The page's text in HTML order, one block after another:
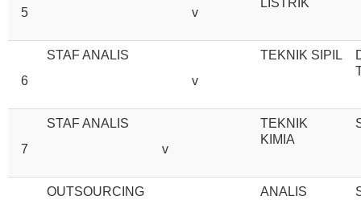
5 v
LISTRIK
6
STAF ANALIS
v
TEKNIK SIPIL
7
STAF ANALIS
v
TEKNIK
KIMIA
OUTSOURCING
ANALIS